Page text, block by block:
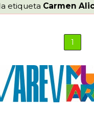
etiqueta Carmen
1